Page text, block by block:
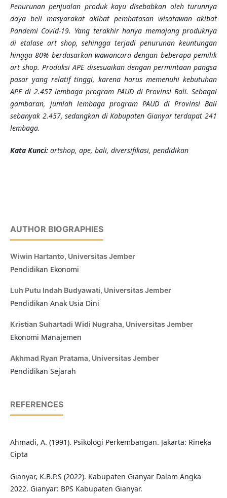
Penurunan penjualan produk kayu disebabkan oleh turunnya
daya beli masyarakat akibat pembatasan wisatawan akibat
Pandemi Covid-19. Yang terakhir hanya memajang produknya
di etalase art shop, sehingga terjadi penurunan keuntungan
hingga 80% berdasarkan wawancara dengan beberapa pemilik
art shop. Produksi APE disesuaikan dengan permintaan pangsa
pasar yang relatif tinggi, karena harus memenuhi kebutuhan
APE di 2.457 lembaga program PAUD di Provinsi Bali. Sebagai
gambaran, jumlah lembaga program PAUD di Provinsi Bali
sebanyak 2.457, sedangkan di Kabupaten Gianyar terdapat 241
lembaga.
Kata Kunci:artshop, ape, bali, diversifikasi, pendidikan
AUTHOR BIOGRAPHIES
Wiwin Hartanto, Universitas Jember
Pendidikan Ekonomi
Luh Putu Indah Budyawati, Universitas Jember
Pendidikan Anak Usia Dini
Kristian Suhartadi Widi Nugraha, Universitas Jember
Ekonomi Manajemen
Akhmad Ryan Pratama, Universitas Jember
Pendidikan Sejarah
REFERENCES
Ahmadi, A. (1991). Psikologi Perkembangan. Jakarta: Rineka
Cipta
Gianyar, K.B.P.S (2022). Kabupaten Gianyar Dalam Angka
2022. Gianyar: BPS Kabupaten Gianyar.